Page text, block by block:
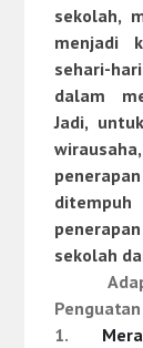
sekolah,
menjadi
sehari-
dalam
Jadi,
ditempuh
sekolah
1.